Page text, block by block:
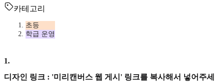
카테고리
초등
학급 운영
1.
디자인 링크 : '미리캔버스 웹 게시' 링크를 복사해서 넣어주세